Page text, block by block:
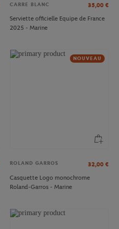
CARRE BLANC 35,00 €
Serviette officielle Equipe de France
2025 - Marine
NOUVEAU
ROLAND GARROS 32,00 €
Casquette Logo monochrome
Roland-Garros - Marine